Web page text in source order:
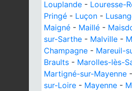
Louplande - Louresse-
Pringé - Luçon -
Maigné - Maillé -
sur-Sarthe - Malville -
Champagne - Mareuil-
Braults - Marolles-lès-
Martigné-sur-Mayenne -
sur-Loire - Mayenne -